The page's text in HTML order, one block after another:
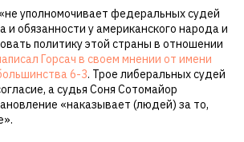
уполномочивает федеральных судей
и обязанности у американского народа и
политику этой страны в отношении
Горсач в своем мнении от имени
6-3. Трое либеральных судей
а судья Соня Сотомайор
«наказывает (людей) за то,